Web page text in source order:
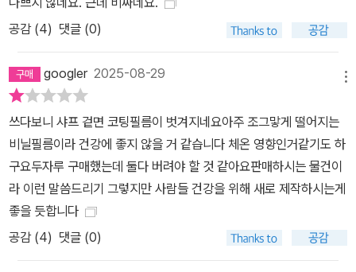
공감 (4) 댓글 (0)
googler2025-08-29
쓰다보니 샤프 겉면 코팅필름이 벗겨지네요아주 조그맣게 떨어지는
비닐필름이라 건강에 좋지 않을 거 같습니다 체온 영향인거같기도 하
구요두자루 구매했는데 둘다 버려야 할 것 같아요판매하시는 물건이
라 이런 말씀드리기 그렇지만 사람들 건강을 위해 새로 제작하시는게
좋을 듯합니다
공감 (4) 댓글 (0)